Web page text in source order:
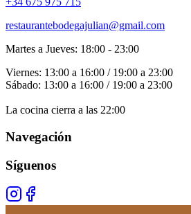
restaurantebodegajulian@gmail.com
Martes a Jueves: 18:00 - 23:00
Viernes: 13:00 a 16:00 / 19:00 a 23:00
Sábado: 13:00 a 16:00 / 19:00 a 23:00
La cocina cierra a las 22:00
Navegación
Síguenos